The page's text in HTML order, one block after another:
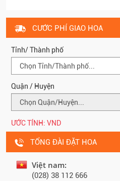
CƯỚC PHÍ GIAO HOA
Tỉnh/ Thành phố
Quận / Huyện
ƯỚC TÍNH: VND
TỔNG ĐÀI ĐẶT HOA
Việt nam:
(028) 38 112 666